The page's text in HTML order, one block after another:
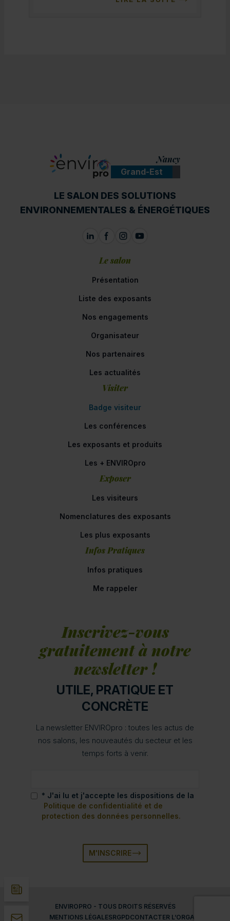
Nancy
Grand-Est
LE SALON DES SOLUTIONS
ENVIRONNEMENTALES & ÉNERGÉTIQUES
Le salon
Présentation
Liste des exposants
Nos engagements
Organisateur
Nos partenaires
Les actualités
Visiter
Badge visiteur
Les conférences
Les exposants et produits
Les + ENVIROpro
Exposer
Les visiteurs
Nomenclatures des exposants
Les plus exposants
Infos Pratiques
Infos pratiques
Me rappeler
Inscrivez-vous
gratuitement à notre
newsletter !
UTILE, PRATIQUE ET
CONCRÈTE
La newsletter ENVIROpro : toutes les actus de
nos salons, les nouveautés du secteur et les
temps forts à venir.
* J'ai lu et j'accepte les dispositions de la
Politique de confidentialité et de
protection des données personnelles.
M'INSCRIRE
ENVIROPRO - TOUS DROITS RÉSERVÉS
MENTIONS LÉGALESRGPDCONTACTER L’ORGANISATEUR